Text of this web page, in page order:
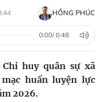
HỒNG PHÚC
0:00/0:48
huy quân sự xã
huấn luyện lực
2026.